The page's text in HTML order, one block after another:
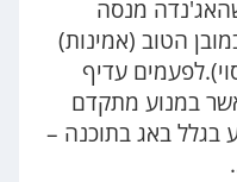
מנסה
הטוב (אמינות)
עדיף
במנוע מתקדם
בגלל באג בתוכנה –